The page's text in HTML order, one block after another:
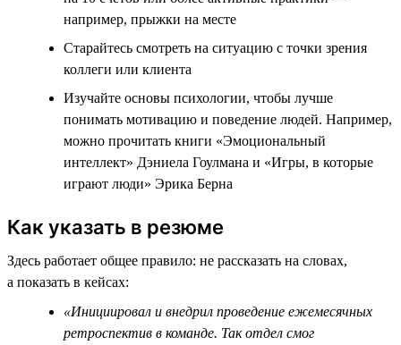
например, прыжки на месте
Старайтесь смотреть на ситуацию с точки зрения
коллеги или клиента
Изучайте основы психологии, чтобы лучше
понимать мотивацию и поведение людей. Например,
можно прочитать книги «Эмоциональный
интеллект» Дэниела Гоулмана и «Игры, в которые
играют люди» Эрика Берна
Как указать в резюме
Здесь работает общее правило: не рассказать на словах,
а показать в кейсах:
«Инициировал и внедрил проведение ежемесячных
ретроспектив в команде. Так отдел смог